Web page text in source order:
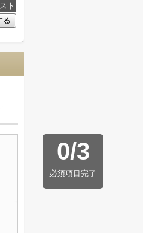
ト
る
0/3
必須項目完了